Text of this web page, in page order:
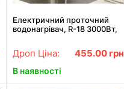
Електричний проточний
водонагрівач, R-18 3000Вт,
водонагрівачем
Дроп Ціна: 455.00 грн
В наявності